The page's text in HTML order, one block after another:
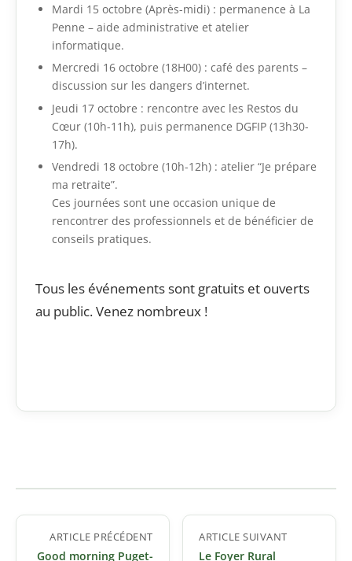
Mardi 15 octobre (Après-midi) : permanence à La
Penne – aide administrative et atelier
informatique.
Mercredi 16 octobre (18H00) : café des parents –
discussion sur les dangers d’internet.
Jeudi 17 octobre : rencontre avec les Restos du
Cœur (10h-11h), puis permanence DGFIP (13h30-
17h).
Vendredi 18 octobre (10h-12h) : atelier “Je prépare
ma retraite”.
Ces journées sont une occasion unique de
rencontrer des professionnels et de bénéficier de
conseils pratiques.
Tous les événements sont gratuits et ouverts
au public. Venez nombreux !
Navigation
ARTICLE PRÉCÉDENT
Good morning Puget-
ARTICLE SUIVANT
Le Foyer Rural